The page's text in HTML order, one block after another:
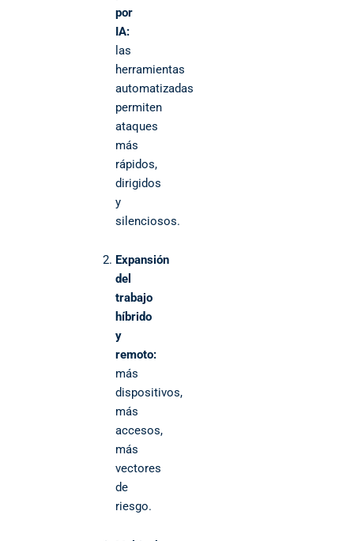
por
IA:
las
herramientas
automatizadas
permiten
ataques
más
rápidos,
dirigidos
y
silenciosos.
Expansión
del
trabajo
híbrido
y
remoto:
más
dispositivos,
más
accesos,
más
vectores
de
riesgo.